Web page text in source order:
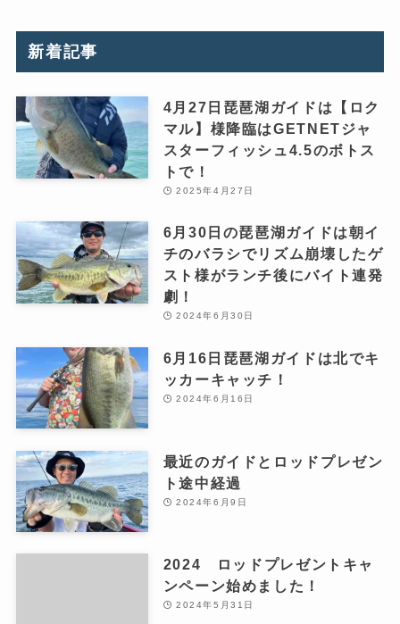
新着記事
4月27日琵琶湖ガイドは【ロク
マル】様降臨はGETNETジャ
スターフィッシュ4.5のボトス
トで！
2025年4月27日
6月30日の琵琶湖ガイドは朝イ
チのバラシでリズム崩壊したゲ
スト様がランチ後にバイト連発
劇！
2024年6月30日
6月16日琵琶湖ガイドは北でキ
ッカーキャッチ！
2024年6月16日
最近のガイドとロッドプレゼン
ト途中経過
2024年6月9日
2024 ロッドプレゼントキャ
ンペーン始めました！
2024年5月31日